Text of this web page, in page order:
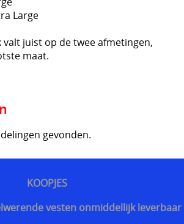
kogelwerende vesten
pakketten voor in kogel en
- FAQ - Vragen en antwoorden
Q&A
MERKEN
==================
KOOPJES
vesten onmiddellijk leverbaar
Large
juist op de twee afmetingen,
maat.
gevonden.